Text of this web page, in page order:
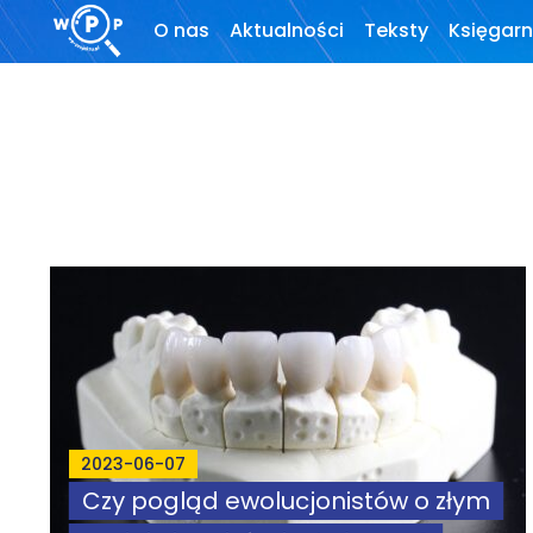
O nas Aktualności Teksty
Wywiady
Wybór tekstów
Dla autorów
Darmowy
ebook
Linki
2023-06-07
Czy pogląd ewolucjonistów o złym